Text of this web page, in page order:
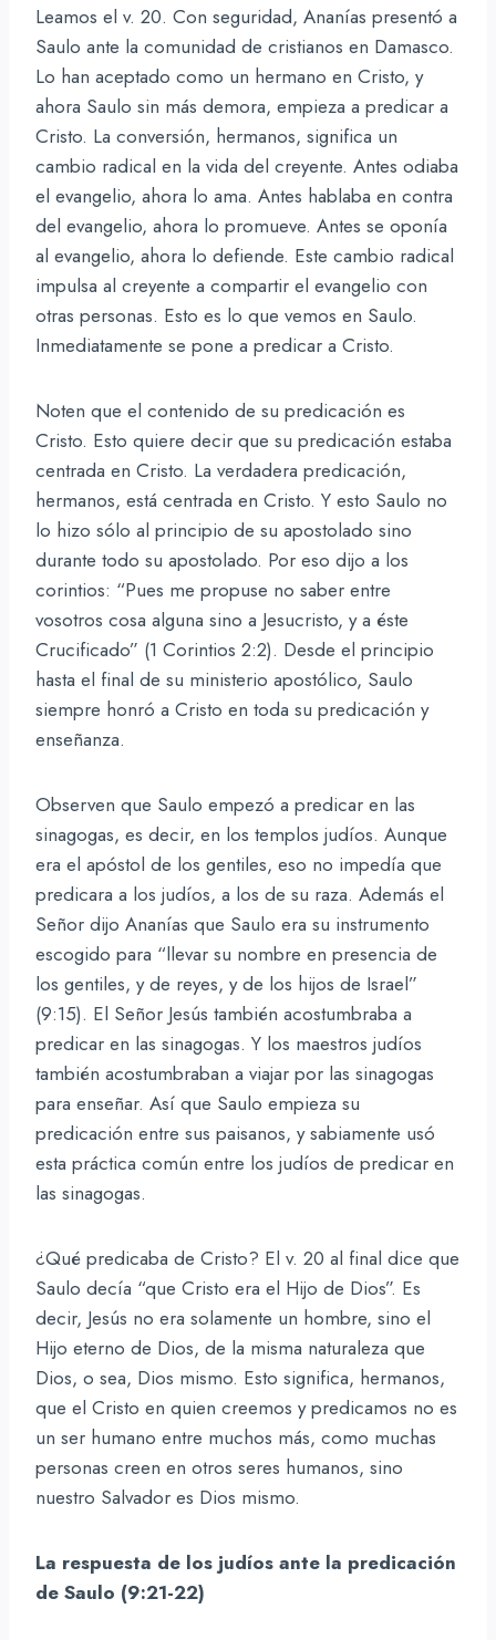
Leamos el v. 20. Con seguridad, Ananías presentó a
Saulo ante la comunidad de cristianos en Damasco.
Lo han aceptado como un hermano en Cristo, y
ahora Saulo sin más demora, empieza a predicar a
Cristo. La conversión, hermanos, significa un
cambio radical en la vida del creyente. Antes odiaba
el evangelio, ahora lo ama. Antes hablaba en contra
del evangelio, ahora lo promueve. Antes se oponía
al evangelio, ahora lo defiende. Este cambio radical
impulsa al creyente a compartir el evangelio con
otras personas. Esto es lo que vemos en Saulo.
Inmediatamente se pone a predicar a Cristo.
Noten que el contenido de su predicación es
Cristo. Esto quiere decir que su predicación estaba
centrada en Cristo. La verdadera predicación,
hermanos, está centrada en Cristo. Y esto Saulo no
lo hizo sólo al principio de su apostolado sino
durante todo su apostolado. Por eso dijo a los
corintios: “Pues me propuse no saber entre
vosotros cosa alguna sino a Jesucristo, y a éste
Crucificado” (1 Corintios 2:2). Desde el principio
hasta el final de su ministerio apostólico, Saulo
siempre honró a Cristo en toda su predicación y
enseñanza.
Observen que Saulo empezó a predicar en las
sinagogas, es decir, en los templos judíos. Aunque
era el apóstol de los gentiles, eso no impedía que
predicara a los judíos, a los de su raza. Además el
Señor dijo Ananías que Saulo era su instrumento
escogido para “llevar su nombre en presencia de
los gentiles, y de reyes, y de los hijos de Israel”
(9:15). El Señor Jesús también acostumbraba a
predicar en las sinagogas. Y los maestros judíos
también acostumbraban a viajar por las sinagogas
para enseñar. Así que Saulo empieza su
predicación entre sus paisanos, y sabiamente usó
esta práctica común entre los judíos de predicar en
las sinagogas.
¿Qué predicaba de Cristo? El v. 20 al final dice que
Saulo decía “que Cristo era el Hijo de Dios”. Es
decir, Jesús no era solamente un hombre, sino el
Hijo eterno de Dios, de la misma naturaleza que
Dios, o sea, Dios mismo. Esto significa, hermanos,
que el Cristo en quien creemos y predicamos no es
un ser humano entre muchos más, como muchas
personas creen en otros seres humanos, sino
nuestro Salvador es Dios mismo.
La respuesta de los judíos ante la predicación
de Saulo (9:21-22)